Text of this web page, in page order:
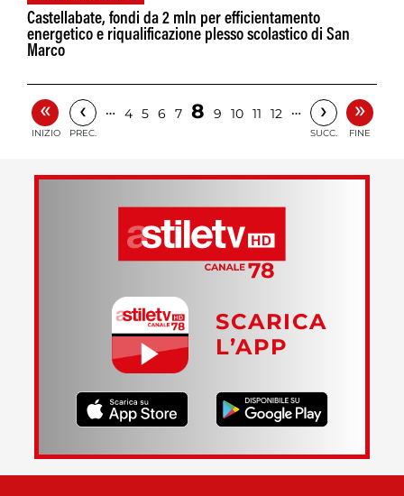
Castellabate, fondi da 2 mln per efficientamento
energetico e riqualificazione plesso scolastico di San
Marco
«
INIZIO
‹
PREC.
… 4 5 6 7 8 9 10 11 12 … ›
SUCC.
»
FINE
SCARICA
L’APP